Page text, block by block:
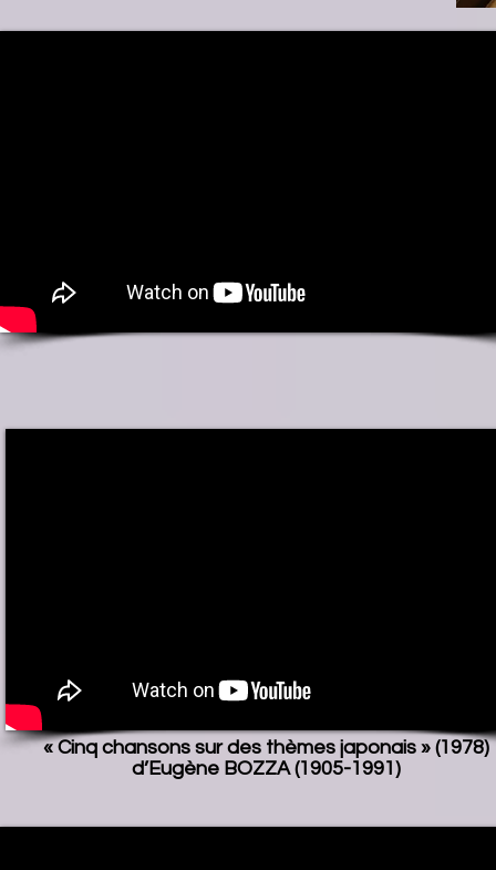
« Cinq chansons sur des thèmes japonais » (1978)
d’Eugène BOZZA (1905-1991)